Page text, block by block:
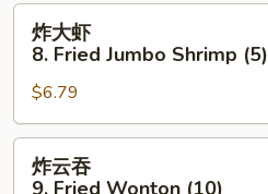
(8)
Fried
Jumbo
Shrimp
炸大虾
8. Fried Jumbo Shrimp (5)
$6.79
炸云吞
9. Fried Wonton (10)